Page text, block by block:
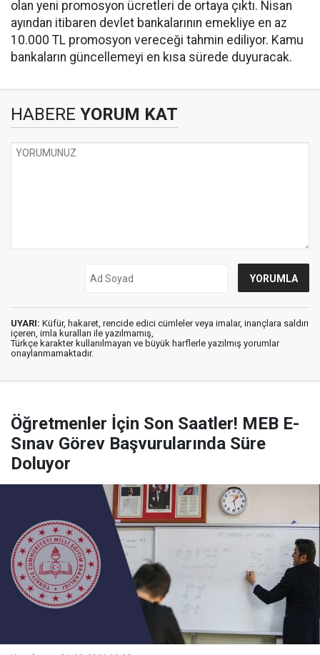
olan yeni promosyon ücretleri de ortaya çıktı. Nisan
ayından itibaren devlet bankalarının emekliye en az
10.000 TL promosyon vereceği tahmin ediliyor. Kamu
bankaların güncellemeyi en kısa sürede duyuracak.
HABERE YORUM KAT
UYARI: Küfür, hakaret, rencide edici cümleler veya imalar, inançlara saldırı
içeren, imla kuralları ile yazılmamış,
Türkçe karakter kullanılmayan ve büyük harflerle yazılmış yorumlar
onaylanmamaktadır.
Öğretmenler İçin Son Saatler! MEB E-
Sınav Görev Başvurularında Süre
Doluyor